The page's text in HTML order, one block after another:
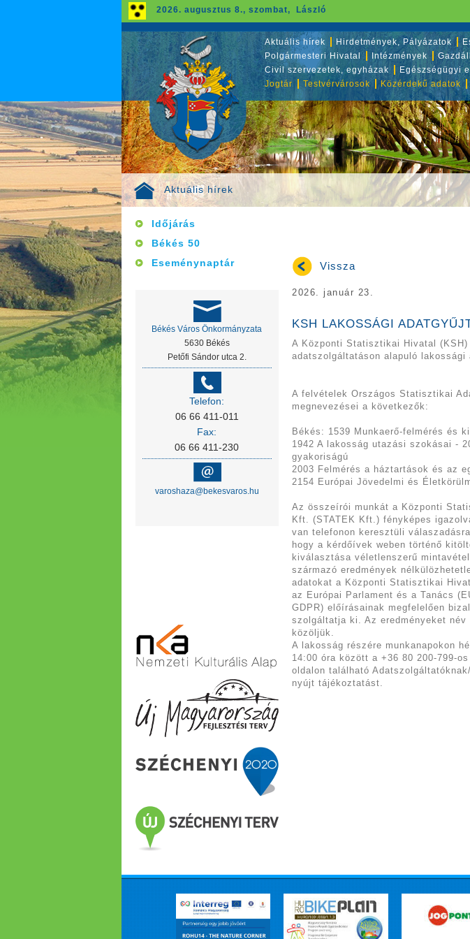
Aktuális hírek
2026. augusztus 8., szombat, László
Aktuális hírek Hirdetmények, Pályázatok
Polgármesteri Hivatal
Intézmények
Civil szervezetek, egyházak
Egészségügyi
Jogtár
Testvérvárosok Közérdekű adatok
Időjárás
Békés 50
Eseménynaptár
Békés Város Önkormányzata
5630 Békés
Petőfi Sándor utca 2.
Telefon:
06 66 411-011
Fax:
06 66 411-230
varoshaza@bekesvaros.hu
Vissza
2026. január 23.
KSH LAKOSSÁGI
A Központi Statisztikai Hivatal
adatszolgáltatáson alapuló
A felvételek Országos Statisztikai
megnevezései a következők:
Békés: 1539 Munkaerő-felmérés és
1942 A lakosság utazási szokásai -
gyakoriságú
2003 Felmérés a háztartások és az
2154 Európai Jövedelmi és
Az összeírói munkát a Központi
Kft. (STATEK Kft.) fényképes
van telefonon keresztüli
hogy a kérdőívek weben történő
kiválasztása véletlenszerű
származó eredmények
adatokat a Központi Statisztikai
az Európai Parlament és a Tanács
GDPR) előírásainak megfelelően
szolgáltatja ki. Az eredményeket
közöljük.
A lakosság részére munkanapokon
14:00 óra között a +36 80 200-799-
oldalon található
nyújt tájékoztatást.